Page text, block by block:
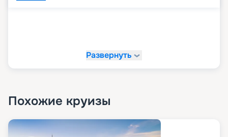
Развернуть
Похожие круизы